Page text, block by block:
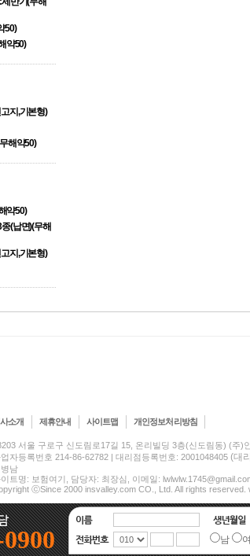
50)
약50)
지,기본형)
해약50)
약50)
(납면)(무해
지,기본형)
소개 제휴안내 사이트맵 개인정보처리방침
서울 구로구 신도림로17길 15, 온리빌딩 3층(신도림동) (주)
업자등록번호 214-86-62782 | 대리점등록번호: 2001048405 (대
병남
이트명: 보험여기, 담당자: 최장심, 이메일:
ⓒSince 2000 insvalley.com CO., Ltd. All rights reserved.
남 여